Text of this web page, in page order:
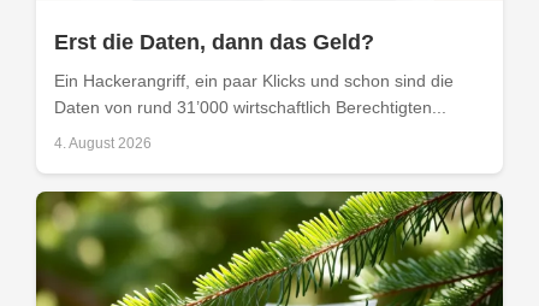
Erst die Daten, dann das Geld?
Ein Hackerangriff, ein paar Klicks und schon sind die
Daten von rund 31’000 wirtschaftlich Berechtigten...
4. August 2026